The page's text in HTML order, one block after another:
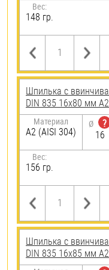
Вес:
148 гр.
Шпилька c
DIN 835 16х80 мм
Материал
А2 (AISI 304)
Ø
?
16
Вес:
156 гр.
Шпилька c
DIN 835 16х85 мм